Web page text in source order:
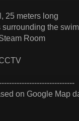
25 meters long
the
Room
on Google Map